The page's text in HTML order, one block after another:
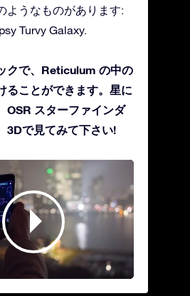
ようなものがあります:
Turvy Galaxy.
クで、Reticulum の中の
ることができます。星に
OSR スターファインダ
3Dで見てみて下さい!